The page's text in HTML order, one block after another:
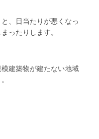
、日当たりが悪くなっ
ったりします。
建築物が建たない地域